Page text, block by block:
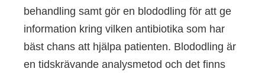
behandling samt gör en blododling för att ge
information kring vilken antibiotika som har
bäst chans att hjälpa patienten. Blododling är
en tidskrävande analysmetod och det finns